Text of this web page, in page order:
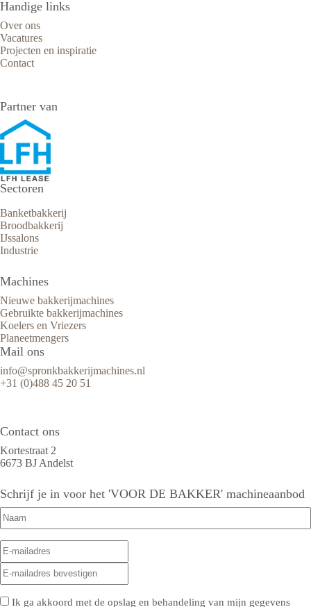
Handige links
Over ons
Vacatures
Projecten en inspiratie
Contact
Partner van
Sectoren
Banketbakkerij
Broodbakkerij
IJssalons
Industrie
Machines
Nieuwe bakkerijmachines
Gebruikte bakkerijmachines
Koelers en Vriezers
Planeetmengers
Mail ons
info@spronkbakkerijmachines.nl
+31 (0)488 45 20 51
Contact ons
Kortestraat 2
6673 BJ Andelst
Schrijf je in voor het 'VOOR DE BAKKER' machineaanbod
Naam
E-
mailadres(Vereist)
Privacy(Vereist)
Ik ga akkoord met de opslag en behandeling van mijn gegevens